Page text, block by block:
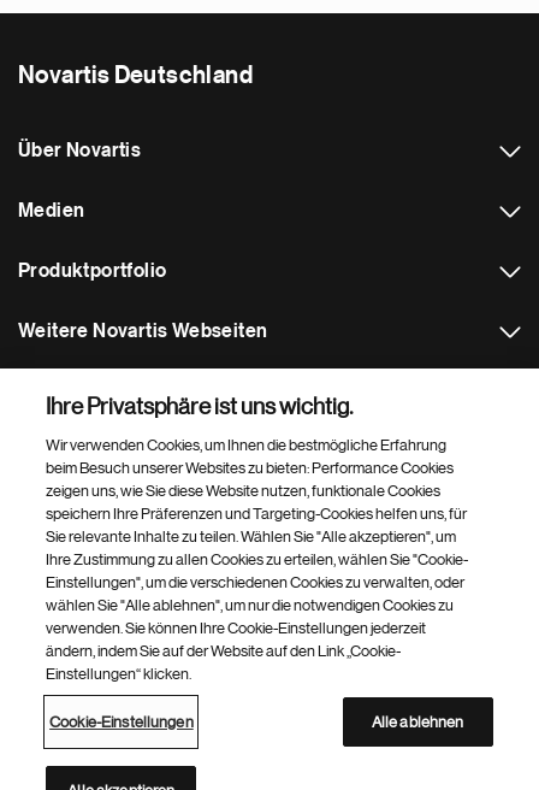
Novartis Deutschland
Über Novartis
Medien
Produktportfolio
Weitere Novartis Webseiten
Footer Site Search
Footer
Bottom
© 2026 Novartis AG
Meldung von Nebenwirkungen
Nutzungsbedingungen
Nutzung von Cookies auf Websites von Novartis
Impressum
Cookie-Einstellungen
Barrierefreiheit im Web
Novartis Webseiten
Ihre Privatsphäre ist uns wichtig.
Wir verwenden Cookies, um Ihnen die bestmögliche Erfahrung
beim Besuch unserer Websites zu bieten: Performance Cookies
zeigen uns, wie Sie diese Website nutzen, funktionale Cookies
speichern Ihre Präferenzen und Targeting-Cookies helfen uns, für
Sie relevante Inhalte zu teilen. Wählen Sie "Alle akzeptieren", um
Ihre Zustimmung zu allen Cookies zu erteilen, wählen Sie "Cookie-
Einstellungen", um die verschiedenen Cookies zu verwalten, oder
wählen Sie "Alle ablehnen", um nur die notwendigen Cookies zu
verwenden. Sie können Ihre Cookie-Einstellungen jederzeit
ändern, indem Sie auf der Website auf den Link „Cookie-
Einstellungen“ klicken.
Cookie-Einstellungen Alle ablehnen